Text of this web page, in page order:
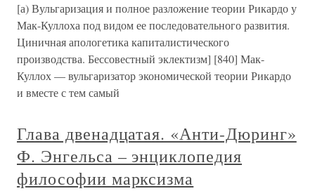
[а) Вульгаризация и полное разложение теории Рикардо у
Мак-Куллоха под видом ее последовательного развития.
Циничная апологетика капиталистического
производства. Бессовестный эклектизм] [840] Мак-
Куллох — вульгаризатор экономической теории Рикардо
и вместе с тем самый
Глава двенадцатая. «Анти-Дюринг»
Ф. Энгельса – энциклопедия
философии марксизма